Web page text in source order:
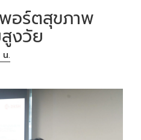
อร์ตสุขภาพ
งวัย
น.